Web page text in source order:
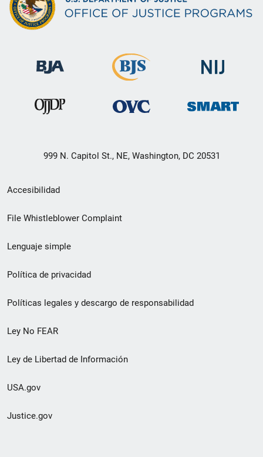
999 N. Capitol St., NE, Washington, DC 20531
Menú
de
de
pie
de
página
Accesibilidad
File Whistleblower Complaint
Lenguaje simple
Política de privacidad
Políticas legales y descargo de responsabilidad
Ley No FEAR
Ley de Libertad de Información
USA.gov
Justice.gov